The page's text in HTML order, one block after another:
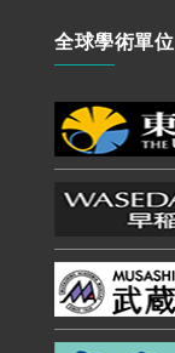
全球學術單位